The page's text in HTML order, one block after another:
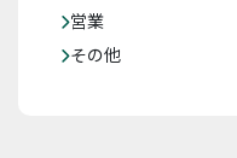
営業
その他